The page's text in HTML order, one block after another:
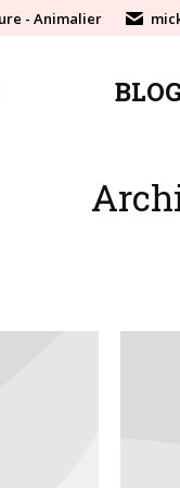
- Animalier
BLOG